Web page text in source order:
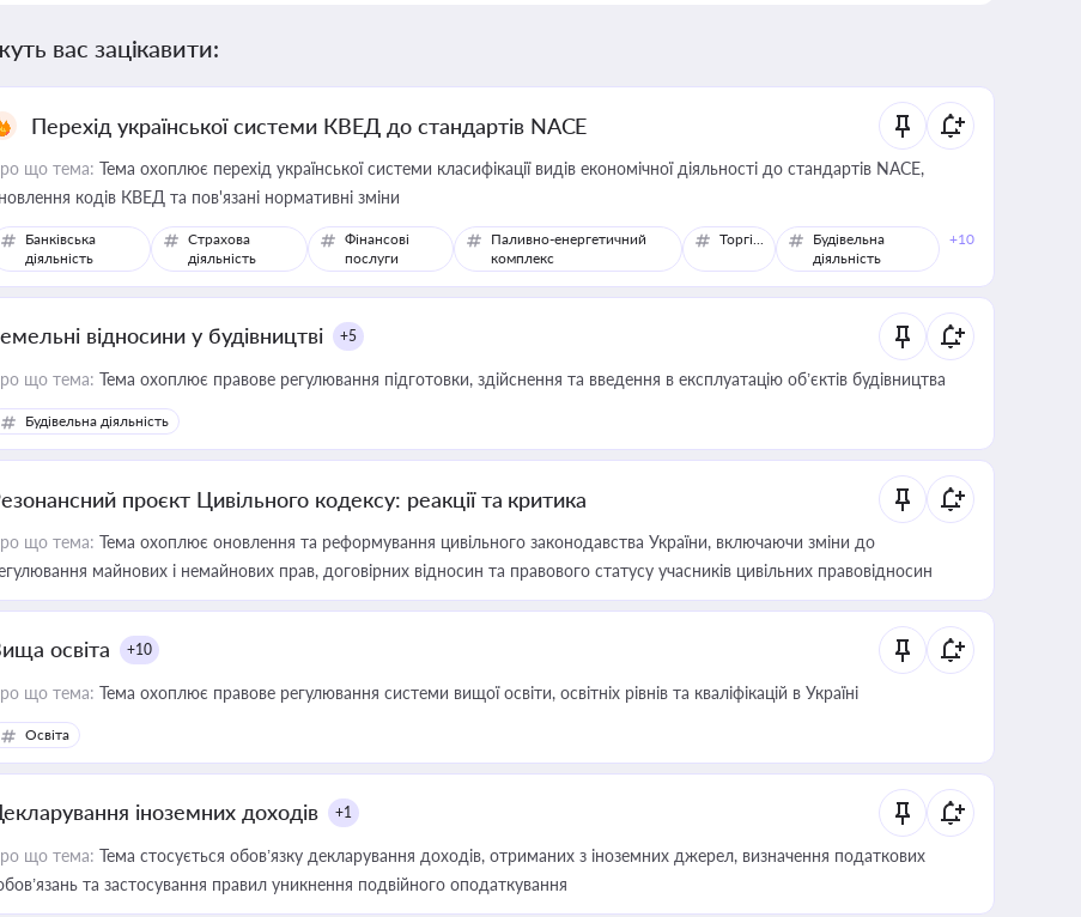
вас зацікавити:
Перехід української системи КВЕД до стандартів NACE
що тема: Тема охоплює перехід української системи класифікації видів економічної діяльності до стандартів NACE,
кодів КВЕД та пов'язані нормативні зміни
Банківська
діяльність
Страхова
діяльність
Фінансові
послуги
Паливно-енергетичний
комплекс
Торгівля
Будівельна
діяльність
+10
відносини у будівництві +5
що тема: Тема охоплює правове регулювання підготовки, здійснення та введення в експлуатацію об’єктів будівництва
Будівельна діяльність
проєкт Цивільного кодексу: реакції та критика
що тема: Тема охоплює оновлення та реформування цивільного законодавства України, включаючи зміни до
майнових і немайнових прав, договірних відносин та правового статусу учасників цивільних правовідносин
освіта +10
що тема: Тема охоплює правове регулювання системи вищої освіти, освітніх рівнів та кваліфікацій в Україні
Освіта
іноземних доходів +1
що тема: Тема стосується обов’язку декларування доходів, отриманих з іноземних джерел, визначення податкових
та застосування правил уникнення подвійного оподаткування